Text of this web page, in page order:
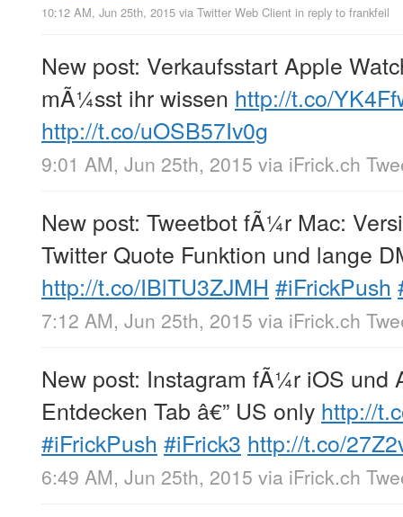
10:12 AM, Jun 25th, 2015 via Twitter Web Client in reply to frankfeil
New post: Verkaufsstart Apple
mÃ¼sst ihr wissen http://t.co/
http://t.co/uOSB57Iv0g
9:01 AM, Jun 25th, 2015 via iFrick.ch
New post: Tweetbot fÃ¼r Mac:
Twitter Quote Funktion und lange
http://t.co/IBlTU3ZJMH #iFrickPush
7:12 AM, Jun 25th, 2015 via iFrick.ch
New post: Instagram fÃ¼r iOS und
Entdecken Tab â€” US only http://
#iFrickPush #iFrick3 http://t.co/
6:49 AM, Jun 25th, 2015 via iFrick.ch